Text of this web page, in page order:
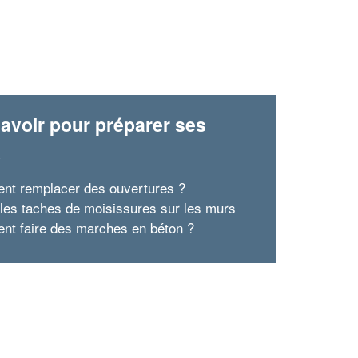
pour préparer ses
remplacer des ouvertures ?
taches de moisissures sur les murs
faire des marches en béton ?